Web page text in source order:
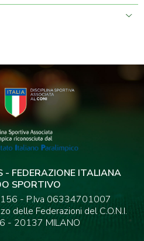
- FEDERAZIONE ITALIANA
SPORTIVO
- P.Iva 06334701007
delle Federazioni del C.O.N.I.
- 20137 MILANO